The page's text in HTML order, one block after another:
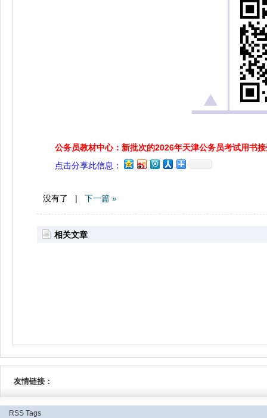
公务员教材中心：新批次的2026年天津公务员考试用书
点击分享此信息：
没有了 | 下一篇 »
相关文章
友情链接：
RSS Tags